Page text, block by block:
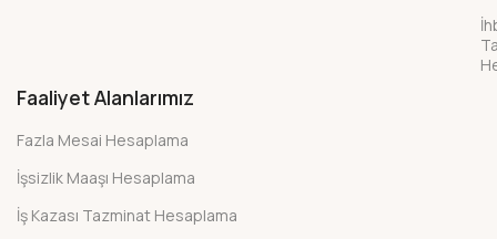
Faaliyet Alanlarımız
Fazla Mesai Hesaplama
İşsizlik Maaşı Hesaplama
İş Kazası Tazminat Hesaplama